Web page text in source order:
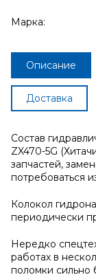
Марка:
Описание
Доставка
Состав
ZX470-5G
запчастей,
потребоваться
Колокол
периодически
Нередко
работах в
поломки сильно